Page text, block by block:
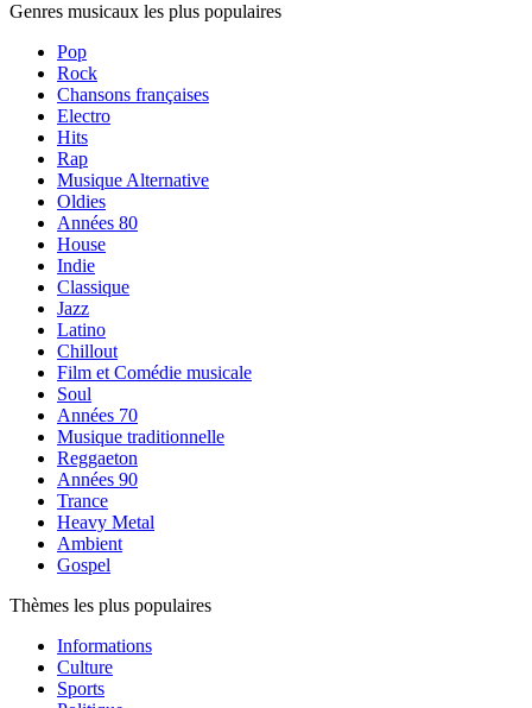
Genres musicaux les plus populaires
Pop
Rock
Chansons françaises
Electro
Hits
Rap
Musique Alternative
Oldies
Années 80
House
Indie
Classique
Jazz
Latino
Chillout
Film et Comédie musicale
Soul
Années 70
Musique traditionnelle
Reggaeton
Années 90
Trance
Heavy Metal
Ambient
Gospel
Thèmes les plus populaires
Informations
Culture
Sports